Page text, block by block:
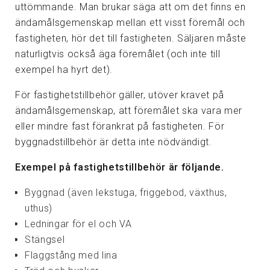
uttömmande. Man brukar säga att om det finns en
ändamålsgemenskap mellan ett visst föremål och
fastigheten, hör det till fastigheten. Säljaren måste
naturligtvis också äga föremålet (och inte till
exempel ha hyrt det).
För fastighetstillbehör gäller, utöver kravet på
ändamålsgemenskap, att föremålet ska vara mer
eller mindre fast förankrat på fastigheten. För
byggnadstillbehör är detta inte nödvändigt.
Exempel på fastighetstillbehör är följande.
Byggnad (även lekstuga, friggebod, växthus,
uthus)
Ledningar för el och VA
Stängsel
Flaggstång med lina